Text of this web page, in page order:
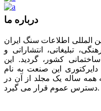
درباره ما
اطلاعات سنگ ایران
فرهنگی، تبلیغاتی، انتشاراتی و
کشور، گردید. این
این صنعت به نام
ساله یک مجلد از آن در
دسترس عموم قرار می گیرد.